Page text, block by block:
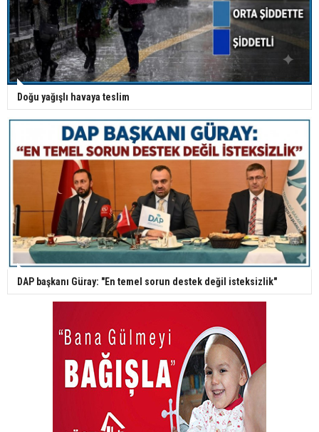
Doğu yağışlı havaya teslim
DAP başkanı Güray: "En temel sorun destek değil isteksizlik"